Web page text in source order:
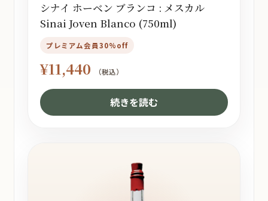
シナイ ホーベン ブランコ : メスカル
Sinai Joven Blanco (750ml)
プレミアム会員30%off
¥11,440 （税込）
続きを読む